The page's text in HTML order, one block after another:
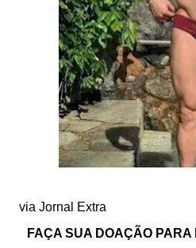
via Jornal Extra
FAÇA SUA DOAÇÃO